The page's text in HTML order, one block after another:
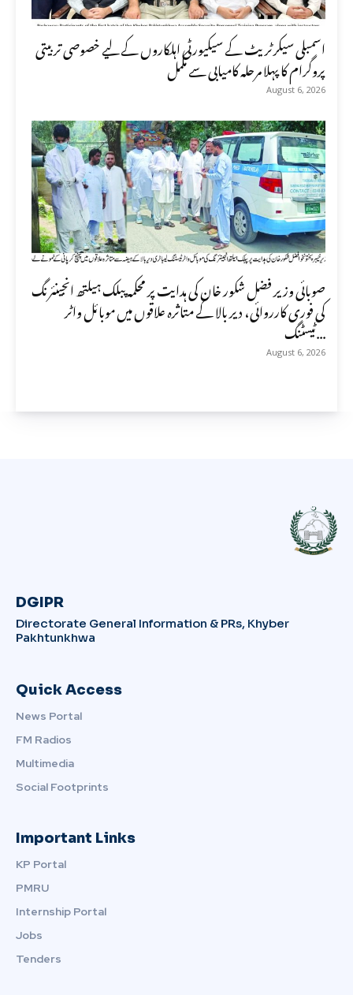
اسمبلی سیکرٹریٹ کے سیکیورٹی اہلکاروں کے لیے خصوصی تربیتی
پروگرام کا پہلا مرحلہ کامیابی سے مکمل
August 6, 2026
صوبائی وزیر فضل شکور خان کی ہدایت پر محکمہ پبلک ہیلتھ انجینئرنگ
کی فوری کارروائی، دیر بالا کے متاثرہ علاقوں میں موبائل واٹر
ٹیسٹنگ...
August 6, 2026
DGIPR
Directorate General Information & PRs, Khyber
Pakhtunkhwa
Quick Access
News Portal
FM Radios
Multimedia
Social Footprints
Important Links
KP Portal
PMRU
Internship Portal
Jobs
Tenders